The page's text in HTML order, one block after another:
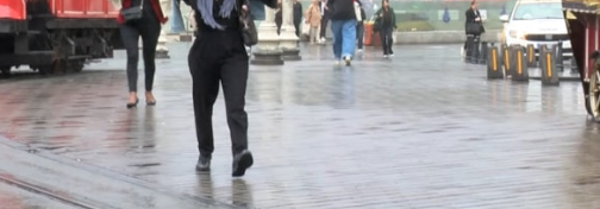
İTÜ Atmosferik Modelleme Takımı'ndan Prof. Dr. Toros, Kurban
Bayramı boyunca İstanbul'da beklenecek hava durumunu paylaştı.
Bayram genelinde sıcak ve güneşli bir havanın hakim olacağını
belirten Toros, sadece ikinci gün için kısa süreli sağanak
uyarısında bulundu.